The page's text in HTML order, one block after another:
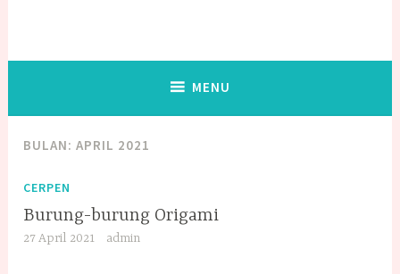
MENU
BULAN:APRIL 2021
CERPEN
Burung-burung Origami
27 April 2021 admin